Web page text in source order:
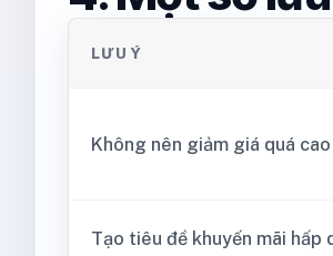
LƯU Ý
Không nên giảm giá quá
Tạo tiêu đề khuyến mãi hấp